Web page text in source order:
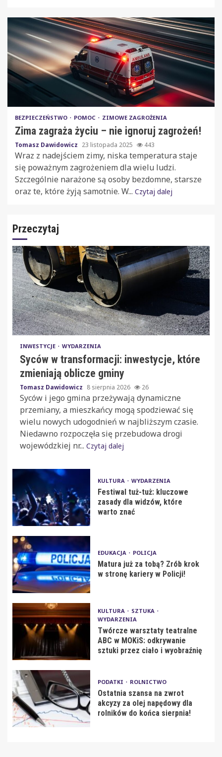
BEZPIECZEŃSTWO POMOC ZIMOWE ZAGROŻENIA
Zima zagraża życiu – nie ignoruj zagrożeń!
Tomasz Dawidowicz 23 listopada 2025 443
Wraz z nadejściem zimy, niska temperatura staje
się poważnym zagrożeniem dla wielu ludzi.
Szczególnie narażone są osoby bezdomne, starsze
oraz te, które żyją samotnie. W... Czytaj dalej
Przeczytaj
INWESTYCJE WYDARZENIA
Syców w transformacji: inwestycje, które
zmieniają oblicze gminy
Tomasz Dawidowicz 8 sierpnia 2026 26
Syców i jego gmina przeżywają dynamiczne
przemiany, a mieszkańcy mogą spodziewać się
wielu nowych udogodnień w najbliższym czasie.
Niedawno rozpoczęła się przebudowa drogi
wojewódzkiej nr... Czytaj dalej
KULTURA WYDARZENIA
Festiwal tuż-tuż: kluczowe
zasady dla widzów, które
warto znać
EDUKACJA POLICJA
Matura już za tobą? Zrób krok
w stronę kariery w Policji!
KULTURA
SZTUKA
WYDARZENIA
Twórcze warsztaty teatralne
ABC w MOKiS: odkrywanie
sztuki przez ciało i wyobraźnię
PODATKI ROLNICTWO
Ostatnia szansa na zwrot
akcyzy za olej napędowy dla
rolników do końca sierpnia!